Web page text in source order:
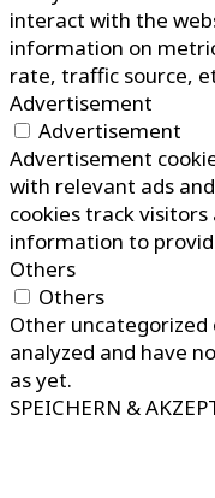
interact with the
information on
rate, traffic source,
Advertisement
Advertisement
Advertisement
with relevant ads
cookies track visitors
information to
Others
Others
Other
analyzed and have
as yet.
SPEICHERN &